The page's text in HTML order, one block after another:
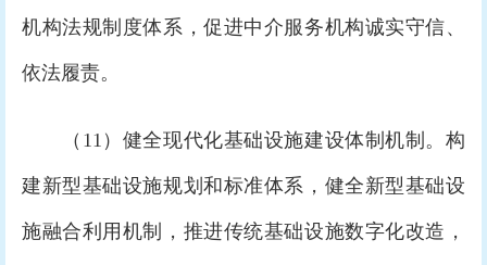
机构法规制度体系，促进中介服务机构诚实守信、
依法履责。
（11）健全现代化基础设施建设体制机制。构
建新型基础设施规划和标准体系，健全新型基础设
施融合利用机制，推进传统基础设施数字化改造，